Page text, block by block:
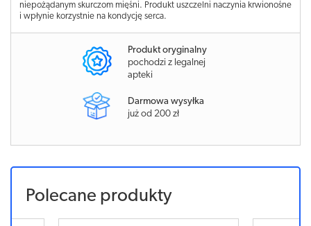
niepożądanym skurczom mięśni. Produkt uszczelni naczynia krwionośne
i wpłynie korzystnie na kondycję serca.
Produkt oryginalny
pochodzi z legalnej
apteki
Darmowa wysyłka
już od 200 zł
Polecane produkty